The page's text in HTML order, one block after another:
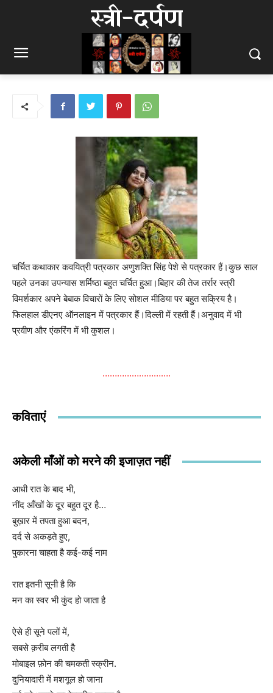
स्त्री-दर्पण
चर्चित कथाकार कवयित्री पत्रकार अणुशक्ति सिंह पेशे से पत्रकार हैं।कुछ साल
पहले उनका उपन्यास शर्मिष्ठा बहुत चर्चित हुआ।बिहार की तेज तर्रार स्त्री
विमर्शकार अपने बेबाक विचारों के लिए सोशल मीडिया पर बहुत सक्रिय है।
फिलहाल डीएनए ऑनलाइन में पत्रकार हैं।दिल्ली में रहती हैं।अनुवाद में भी
प्रवीण और एंकरिंग में भी कुशल।
……………………….
कविताएं
अकेली माँओं को मरने की इजाज़त नहीं
आधी रात के बाद भी,
नींद आँखों के दूर बहुत दूर है…
बुख़ार में तपता हुआ बदन,
दर्द से अकड़ते हुए,
पुकारना चाहता है कई-कई नाम
रात इतनी सूनी है कि
मन का स्वर भी कुंद हो जाता है
ऐसे ही सूने पलों में,
सबसे क़रीब लगती है
मोबाइल फ़ोन की चमकती स्क्रीन.
दुनियादारी में मशगूल हो जाना